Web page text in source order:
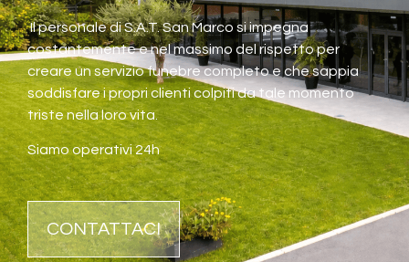
Il personale di S.A.T. San Marco si impegna
costantemente e nel massimo del rispetto per
creare un servizio funebre completo e che sappia
soddisfare i propri clienti colpiti da tale momento
triste nella loro vita.
Siamo operativi 24h
CONTATTACI